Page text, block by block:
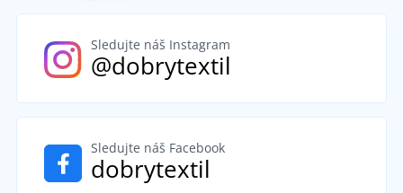
Sledujte náš Instagram
@dobrytextil
Sledujte náš Facebook
dobrytextil